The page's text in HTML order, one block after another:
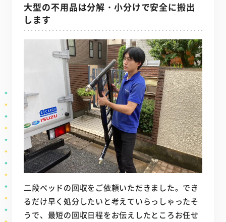
大型の不用品は分解・小分けで安全に搬出
します
二段ベッドの回収をご依頼いただきました。でき
るだけ早く処分したいと考えていらっしゃったそ
うで、最短の回収日程をお伝えしたところお任せ